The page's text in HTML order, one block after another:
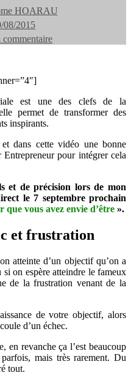
HOARAU
08/2015
Transformer
pour
rester
est une des clefs de la
permet de transformer des
inspirants.
dans cette vidéo une bonne
pour intégrer cela
et de précision lors de mon
le 7 septembre prochain
vous avez envie d’être ».
et frustration
atteinte d’un objectif qu’on a
on espère atteindre le fameux
de la frustration venant de la
de votre objectif, alors
d’un échec.
en revanche ça l’est beaucoup
mais très rarement. Du
tout.